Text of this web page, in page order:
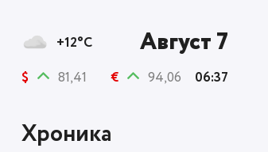
+12°C Август 7
$ 81,41 € 94,06 06:37
Хроника